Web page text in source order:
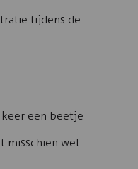
tijdens de
keer een beetje
misschien wel